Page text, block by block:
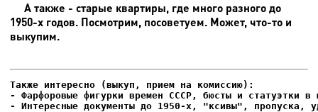
А также - старые квартиры, где много разного до
1950-х годов. Посмотрим, посоветуем. Может, что-то и
выкупим.
- Фарфоровые фигурки времен СССР, бюсты и статуэтки в
- Интересные документы до 1950-х, "ксивы", пропуска,